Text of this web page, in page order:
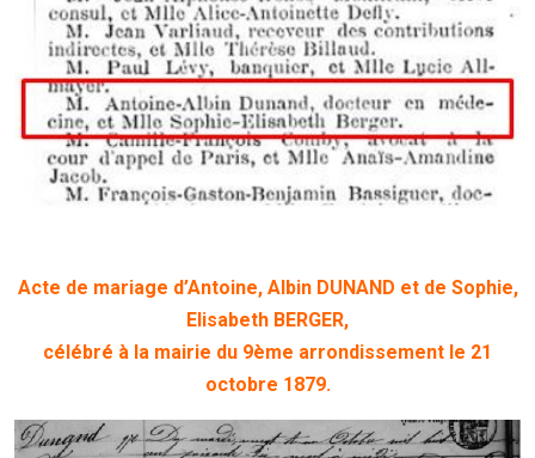
Acte de mariage d’Antoine, Albin DUNAND et de Sophie,
Elisabeth BERGER,
célébré à la mairie du 9ème arrondissement le 21
octobre 1879.